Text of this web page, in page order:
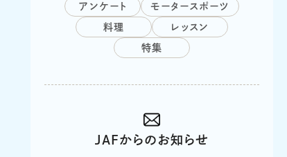
キャンプを楽しめるようアレンジしたフォレスターほか、アウトドアアクティ
アンケート モータースポーツ
料理 レッスン
特集
JAFからのお知らせ